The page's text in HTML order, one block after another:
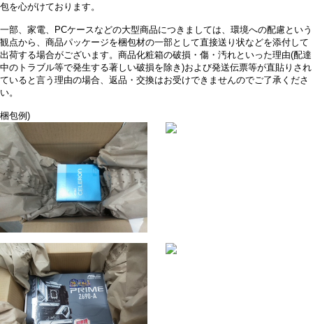
包を心がけております。
一部、家電、PCケースなどの大型商品につきましては、環境への配慮という
観点から、商品パッケージを梱包材の一部として直接送り状などを添付して
出荷する場合がございます。商品化粧箱の破損・傷・汚れといった理由(配達
中のトラブル等で発生する著しい破損を除き)および発送伝票等が直貼りされ
ていると言う理由の場合、返品・交換はお受けできませんのでご了承くださ
い。
梱包例)